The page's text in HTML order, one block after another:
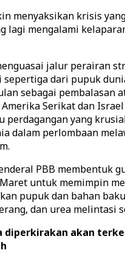
menyaksikan krisis
lagi mengalami
jalur perairan
sepertiga dari pupuk
sebagai pembalasan
Serikat dan
perdagangan yang
dalam perlombaan
PBB membentuk
untuk memimpin
pupuk dan bahan
dan urea melintasi
diperkirakan akan